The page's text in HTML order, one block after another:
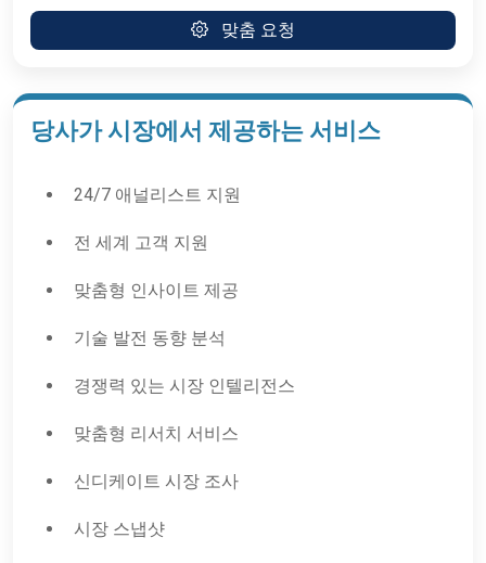
맞춤 요청
당사가 시장에서 제공하는 서비스
24/7 애널리스트 지원
전 세계 고객 지원
맞춤형 인사이트 제공
기술 발전 동향 분석
경쟁력 있는 시장 인텔리전스
맞춤형 리서치 서비스
신디케이트 시장 조사
시장 스냅샷